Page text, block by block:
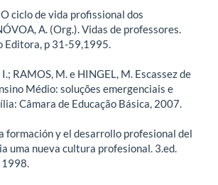
ciclo de vida profissional dos
A. (Org.). Vidas de professores.
Editora, p 31-59,1995.
RAMOS, M. e HINGEL, M. Escassez de
Médio: soluções emergenciais e
Câmara de Educação Básica, 2007.
formación y el desarrollo profesional del
uma nueva cultura profesional. 3.ed.
1998.